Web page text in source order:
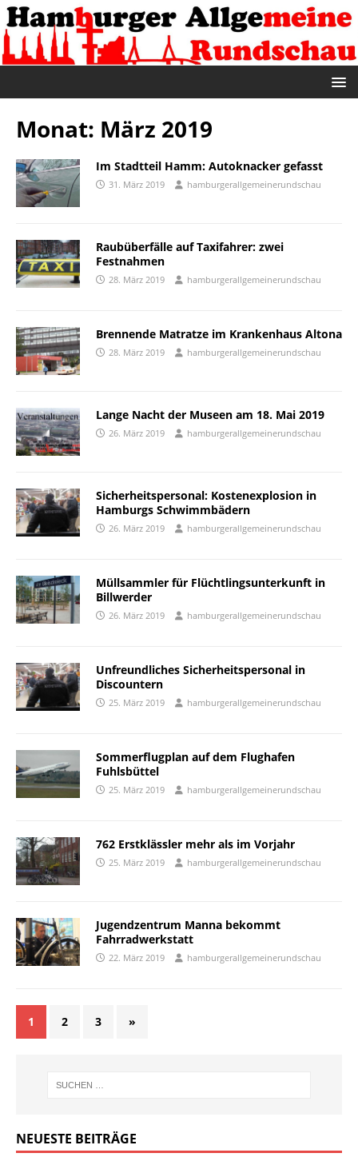
Monat: März 2019
Im Stadtteil Hamm: Autoknacker gefasst
31. März 2019 hamburgerallgemeinerundschau
Raubüberfälle auf Taxifahrer: zwei
Festnahmen
28. März 2019 hamburgerallgemeinerundschau
Brennende Matratze im Krankenhaus Altona
28. März 2019 hamburgerallgemeinerundschau
Lange Nacht der Museen am 18. Mai 2019
26. März 2019 hamburgerallgemeinerundschau
Sicherheitspersonal: Kostenexplosion in
Hamburgs Schwimmbädern
26. März 2019 hamburgerallgemeinerundschau
Müllsammler für Flüchtlingsunterkunft in
Billwerder
26. März 2019 hamburgerallgemeinerundschau
Unfreundliches Sicherheitspersonal in
Discountern
25. März 2019 hamburgerallgemeinerundschau
Sommerflugplan auf dem Flughafen
Fuhlsbüttel
25. März 2019 hamburgerallgemeinerundschau
762 Erstklässler mehr als im Vorjahr
25. März 2019 hamburgerallgemeinerundschau
Jugendzentrum Manna bekommt
Fahrradwerkstatt
22. März 2019 hamburgerallgemeinerundschau
1 2 3 »
NEUESTE BEITRÄGE